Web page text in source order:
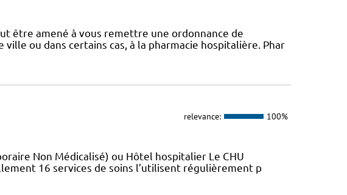
être amené à vous remettre une ordonnance de
ou dans certains cas, à la pharmacie hospitalière. Phar
relevance: 100%
Non Médicalisé)​​​​​​ ou Hôtel hospitalier Le CHU
16 services de soins l’utilisent régulièrement p